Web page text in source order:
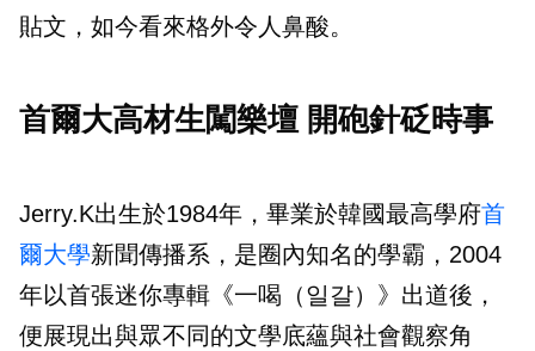
貼文，如今看來格外令人鼻酸。
首爾大高材生闖樂壇 開砲針砭時事
Jerry.K出生於1984年，畢業於韓國最高學府首
爾大學新聞傳播系，是圈內知名的學霸，2004
年以首張迷你專輯《一喝（일갈）》出道後，
便展現出與眾不同的文學底蘊與社會觀察角